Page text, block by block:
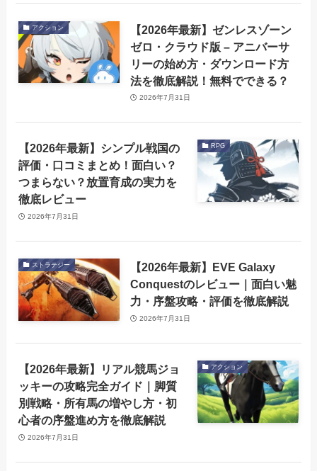
アクション
【2026年最新】ゼンレスゾーン
ゼロ・クラウド版 – アニバーサ
リーの始め方・ダウンロード方
法を徹底解説！無料でできる？
2026年7月31日
RPG
【2026年最新】シンプル戦国の
評価・口コミまとめ！面白い？
つまらない？放置育成の実力を
徹底レビュー
2026年7月31日
ストラテジー
【2026年最新】EVE Galaxy
Conquestのレビュー｜面白い魅
力・序盤攻略・評価を徹底解説
2026年7月31日
アクション
【2026年最新】リアル競馬ジョ
ッキーの攻略完全ガイド｜脚質
別戦略・所有馬の増やし方・初
心者の序盤進め方を徹底解説
2026年7月31日